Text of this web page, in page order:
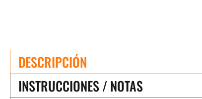
DESCRIPCIÓN
INSTRUCCIONES / NOTAS